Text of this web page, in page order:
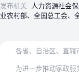
发布机关 人力资源社会
业农村部、全国总工会、